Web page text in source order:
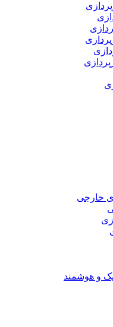
خارجی
و هوشمند